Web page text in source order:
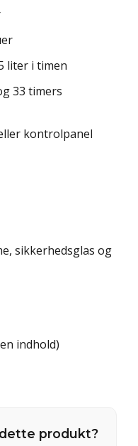
liter i timen
33 timers
kontrolpanel
sikkerhedsglas og
indhold)
produkt?